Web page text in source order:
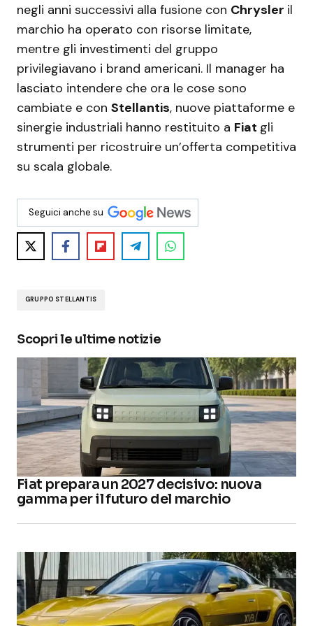
negli anni successivi alla fusione con Chrysler il
marchio ha operato con risorse limitate,
mentre gli investimenti del gruppo
privilegiavano i brand americani. Il manager ha
lasciato intendere che ora le cose sono
cambiate e con Stellantis, nuove piattaforme e
sinergie industriali hanno restituito a Fiat gli
strumenti per ricostruire un’offerta competitiva
su scala globale.
Seguici anche su
GRUPPO STELLANTIS
Scopri le ultime notizie
Fiat prepara un 2027 decisivo: nuova
gamma per il futuro del marchio